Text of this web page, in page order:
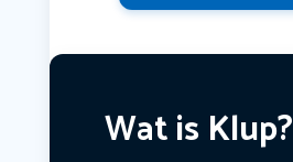
Wat is Klup?